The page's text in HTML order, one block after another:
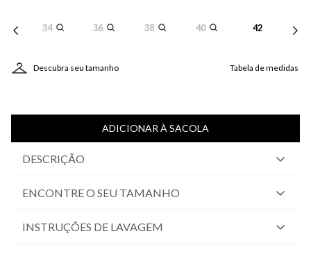
34 36 38 40 42
Descubra seu tamanho Tabela de medidas
ADICIONAR À SACOLA
DESCRIÇÃO
ENCONTRE O SEU TAMANHO
INSTRUÇÕES DE LAVAGEM